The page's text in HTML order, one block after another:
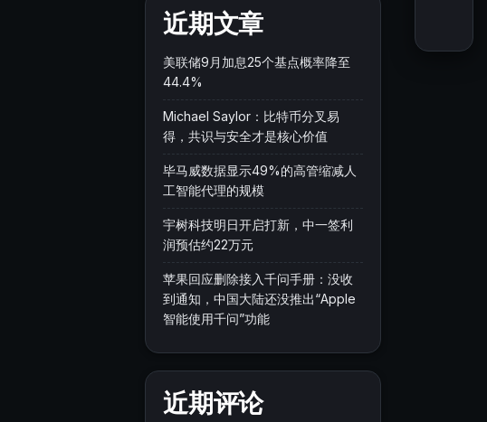
近期文章
美联储9月加息25个基点概率降至
44.4%
Michael Saylor：比特币分叉易
得，共识与安全才是核心价值
毕马威数据显示49%的高管缩减人
工智能代理的规模
宇树科技明日开启打新，中一签利
润预估约22万元
苹果回应删除接入千问手册：没收
到通知，中国大陆还没推出“Apple
智能使用千问”功能
近期评论